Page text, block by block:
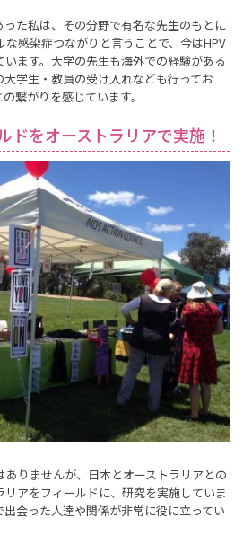
った私は、その分野で有名な先生のもとに
感染症つながりと言うことで、今はHPV
ます。大学の先生も海外での経験がある
学生・教員の受け入れなども行ってお
繋がりを感じています。
ドをオーストラリアで実施！
りませんが、日本とオーストラリアとの
アをフィールドに、研究を実施していま
会った人達や関係が非常に役に立ってい